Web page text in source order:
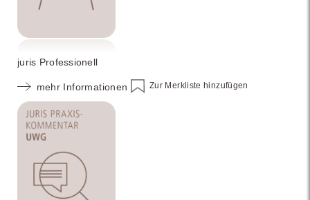
juris Professionell
mehr Informationen Zur Merkliste hinzufügen